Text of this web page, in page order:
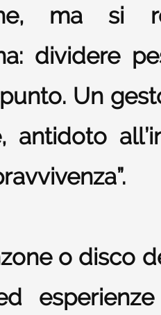
ma si
dividere
Un
antidoto
o disco